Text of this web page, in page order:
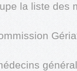
la liste des